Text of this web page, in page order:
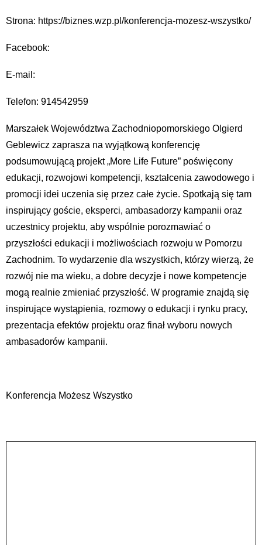
Strona: https://biznes.wzp.pl/konferencja-mozesz-wszystko/
Facebook:
E-mail:
Telefon: 914542959
Marszałek Województwa Zachodniopomorskiego Olgierd
Geblewicz zaprasza na wyjątkową konferencję
podsumowującą projekt „More Life Future” poświęcony
edukacji, rozwojowi kompetencji, kształcenia zawodowego i
promocji idei uczenia się przez całe życie. Spotkają się tam
inspirujący goście, eksperci, ambasadorzy kampanii oraz
uczestnicy projektu, aby wspólnie porozmawiać o
przyszłości edukacji i możliwościach rozwoju w Pomorzu
Zachodnim. To wydarzenie dla wszystkich, którzy wierzą, że
rozwój nie ma wieku, a dobre decyzje i nowe kompetencje
mogą realnie zmieniać przyszłość. W programie znajdą się
inspirujące wystąpienia, rozmowy o edukacji i rynku pracy,
prezentacja efektów projektu oraz finał wyboru nowych
ambasadorów kampanii.
Konferencja Możesz Wszystko